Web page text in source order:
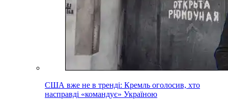
США вже не в тренді: Кремль оголосив, хто
насправді «командує» Україною